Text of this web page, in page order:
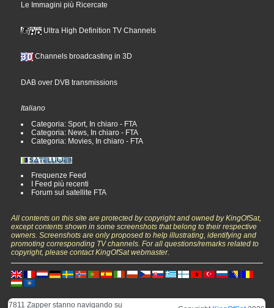
Le Immagini più Ricercate
Ultra High Definition TV Channels
Channels broadcasting in 3D
DAB over DVB transmissions
Italiano
Categoria: Sport, In chiaro - FTA
Categoria: News, In chiaro - FTA
Categoria: Movies, In chiaro - FTA
Frequenze Feed
I Feed più recenti
Forum sul satellite FTA
All contents on this site are protected by copyright and owned by KingOfSat,
except contents shown in some screenshots that belong to their respective
owners. Screenshots are only proposed to help illustrating, identifying and
promoting corresponding TV channels. For all questions/remarks related to
copyright, please contact KingOfSat webmaster.
7811 Zapper stanno navigando su